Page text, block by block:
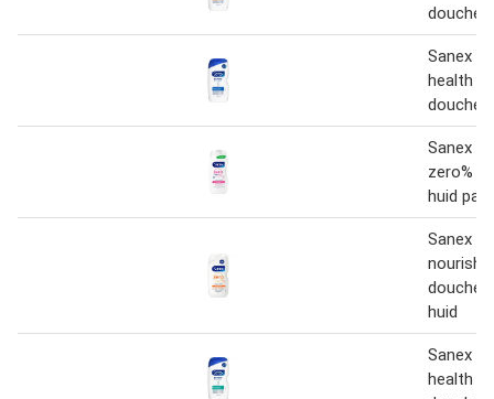
Sanex
health
Sanex
zero%
huid
Sanex
huid
Sanex
health